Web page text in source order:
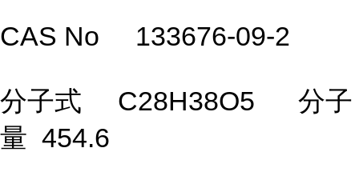
CAS No 133676-09-2
分子式 C28H38O5 分子
量 454.6